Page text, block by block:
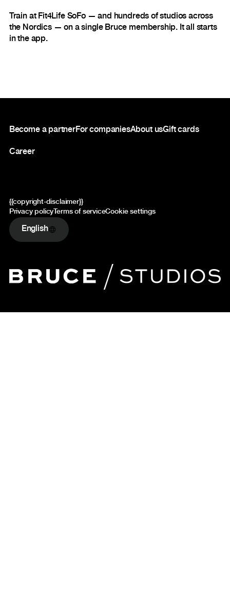
Train at Fit4Life SoFo — and hundreds of studios across
the Nordics — on a single Bruce membership. It all starts
in the app.
Become a partnerFor companiesAbout usGift cards
Career
{{copyright-disclaimer}}
Privacy policy Terms of serviceCookie settings
English